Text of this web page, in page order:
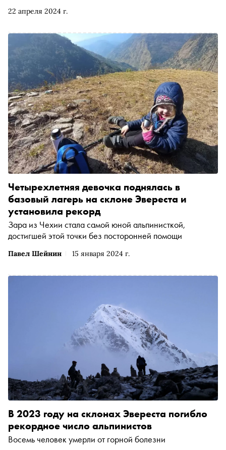
22 апреля 2024 г.
Павел Шейнин 15 января 2024 г.
Четырехлетняя девочка поднялась в
базовый лагерь на склоне Эвереста и
установила рекорд
Зара из Чехии стала самой юной альпинисткой,
достигшей этой точки без посторонней помощи
В 2023 году на склонах Эвереста погибло
рекордное число альпинистов
Восемь человек умерли от горной болезни